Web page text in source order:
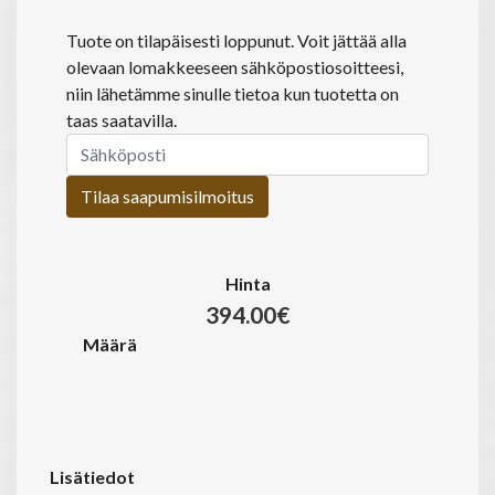
Tuote on tilapäisesti loppunut. Voit jättää alla
olevaan lomakkeeseen sähköpostiosoitteesi,
niin lähetämme sinulle tietoa kun tuotetta on
taas saatavilla.
Tilaa saapumisilmoitus
Hinta
394.00€
Määrä
Lisätiedot